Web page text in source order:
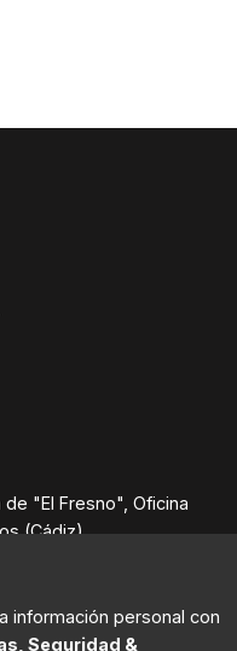
"El Fresno", Oficina
(Cádiz).
información personal con
Seguridad &